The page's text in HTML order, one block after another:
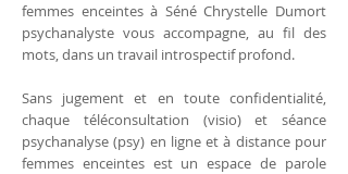
femmes enceintes à Séné Chrystelle Dumort
psychanalyste vous accompagne, au fil des
mots, dans un travail introspectif profond.
Sans jugement et en toute confidentialité,
chaque téléconsultation (visio) et séance
psychanalyse (psy) en ligne et à distance pour
femmes enceintes est un espace de parole